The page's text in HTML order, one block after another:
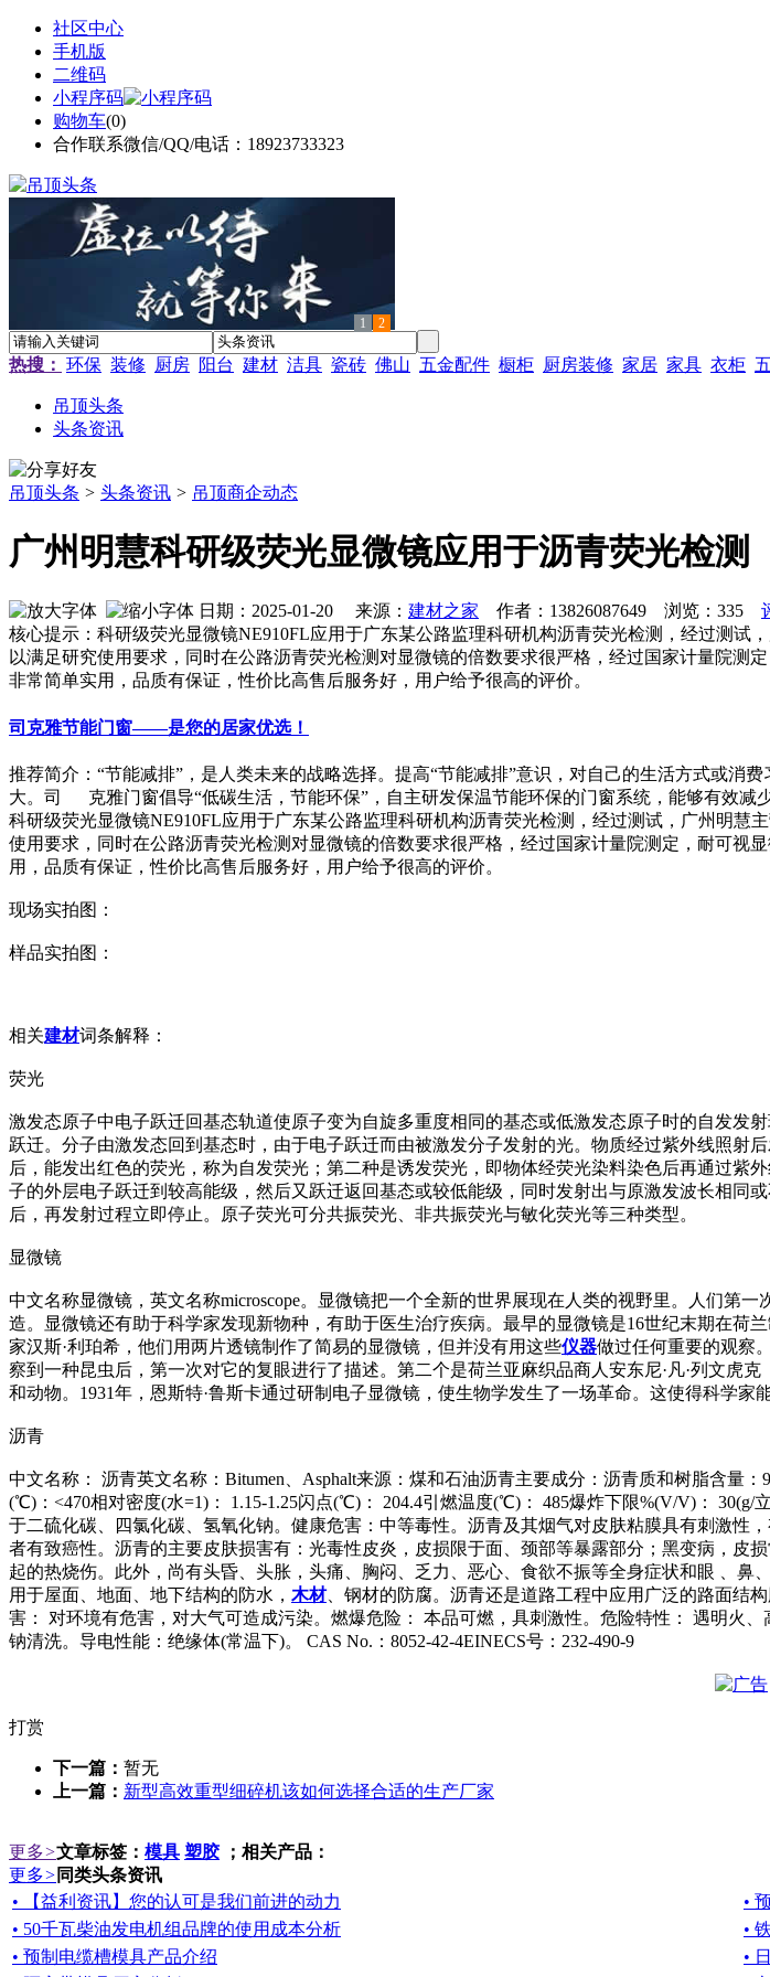
社区中心
手机版
二维码
小程序码
购物车(0)
合作联系微信/QQ/电话：18923733323
1 2
热搜： 环保 装修 厨房 阳台 建材 洁具 瓷砖 佛山 五金配件 橱柜 厨房装修 家居 家具 衣柜
吊顶头条
头条资讯
吊顶头条 > 头条资讯 > 吊顶商企动态
广州明慧科研级荧光显微镜应用于沥青荧光检测
日期：2025-01-20 来源： 建材之家 作者：13826087649 浏览： 335
核心提示：科研级荧光显微镜NE910FL应用于广东某公路监理科研机构沥青荧光检测，经过测
以满足研究使用要求，同时在公路沥青荧光检测对显微镜的倍数要求很严格，经过国家计量院
非常简单实用，品质有保证，性价比高售后服务好，用户给予很高的评价。
司克雅节能门窗——是您的居家优选！
推荐简介：“节能减排”，是人类未来的战略选择。提高“节能减排”意识，对自己的生活方式或
大。司 克雅门窗倡导“低碳生活，节能环保”，自主研发保温节能环保的门窗系统，能够有效减
科研级荧光显微镜NE910FL应用于广东某公路监理科研机构沥青荧光检测，经过测试，广州明
使用要求，同时在公路沥青荧光检测对显微镜的倍数要求很严格，经过国家计量院测定，耐可
用，品质有保证，性价比高售后服务好，用户给予很高的评价。
现场实拍图：
样品实拍图：
相关建材词条解释：
荧光
激发态原子中电子跃迁回基态轨道使原子变为自旋多重度相同的基态或低激发态原子时的自发
跃迁。分子由激发态回到基态时，由于电子跃迁而由被激发分子发射的光。物质经过紫外线照
后，能发出红色的荧光，称为自发荧光；第二种是诱发荧光，即物体经荧光染料染色后再通过
子的外层电子跃迁到较高能级，然后又跃迁返回基态或较低能级，同时发射出与原激发波长相同
后，再发射过程立即停止。原子荧光可分共振荧光、非共振荧光与敏化荧光等三种类型。
显微镜
中文名称显微镜，英文名称microscope。显微镜把一个全新的世界展现在人类的视野里。人们第
造。显微镜还有助于科学家发现新物种，有助于医生治疗疾病。最早的显微镜是16世纪末期在荷
家汉斯·利珀希，他们用两片透镜制作了简易的显微镜，但并没有用这些仪器做过任何重要的观察
察到一种昆虫后，第一次对它的复眼进行了描述。第二个是荷兰亚麻织品商人安东尼·凡·列文虎
和动物。1931年，恩斯特·鲁斯卡通过研制电子显微镜，使生物学发生了一场革命。这使得科学家
沥青
中文名称： 沥青英文名称：Bitumen、Asphalt来源：煤和石油沥青主要成分：沥青质和树脂含量
(℃)：<470相对密度(水=1)： 1.15-1.25闪点(℃)： 204.4引燃温度(℃)： 485爆炸下限%(V/V)：
于二硫化碳、四氯化碳、氢氧化钠。健康危害：中等毒性。沥青及其烟气对皮肤粘膜具有刺激性
者有致癌性。沥青的主要皮肤损害有：光毒性皮炎，皮损限于面、颈部等暴露部分；黑变病，皮
起的热烧伤。此外，尚有头昏、头胀，头痛、胸闷、乏力、恶心、食欲不振等全身症状和眼 、鼻
用于屋面、地面、地下结构的防水， 木材、钢材的防腐。沥青还是道路工程中应用广泛的路面结
害： 对环境有危害，对大气可造成污染。燃爆危险： 本品可燃，具刺激性。危险特性： 遇明火
钠清洗。导电性能：绝缘体(常温下)。 CAS No.：8052-42-4EINECS号：232-490-9
打赏
下一篇： 暂无
上一篇： 新型高效重型细碎机该如何选择合适的生产厂家
更多>文章标签： 模具 塑胶；相关产品：
更多> 同类头条资讯
• 【益利资讯】您的认可是我们前进的动力
•
• 50千瓦柴油发电机组品牌的使用成本分析
•
• 预制电缆槽模具产品介绍
•